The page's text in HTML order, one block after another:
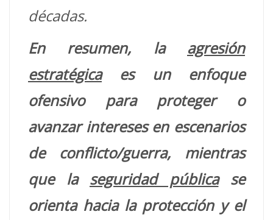
décadas.
En resumen, la agresión
estratégicaes un enfoque
ofensivo para proteger o
avanzar intereses en escenarios
de conflicto/guerra, mientras
que la seguridad públicase
orienta hacia la protección y el